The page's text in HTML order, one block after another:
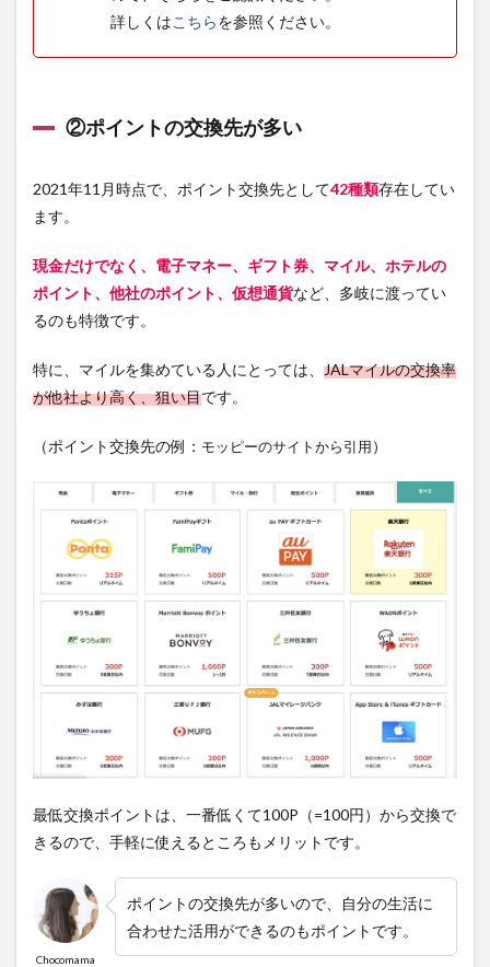
ルアド
レス、
連携
③メー
クリッ
6.1.4
内容の
確認
紹介
キャ
使い
やす
るた
めの
な設
定
め
詳しくはこちらを参照ください。
②ポイントの交換先が多い
2021年11月時点で、ポイント交換先として42種類存在してい
ます。
現金だけでなく、電子マネー、ギフト券、マイル、ホテルの
ポイント、他社のポイント、仮想通貨など、多岐に渡ってい
るのも特徴です。
特に、マイルを集めている人にとっては、 JALマイルの交換率
が他社より高く、狙い目です。
（ポイント交換先の例： モッピーのサイトから引用）
最低交換ポイントは、一番低くて100P（=100円）から交換で
きるので、手軽に使えるところもメリットです。
Chocomama
ポイントの交換先が多いので、自分の生活に
合わせた活用ができるのもポイントです。